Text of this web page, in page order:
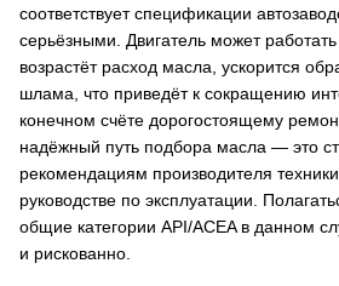
соответствует спецификации
серьёзными. Двигатель может
возрастёт расход масла, ускорится
шлама, что приведёт к сокращению
конечном счёте дорогостоящему
надёжный путь подбора масла — это
рекомендациям производителя
руководстве по эксплуатации.
общие категории API/ACEA в данном
и рискованно.